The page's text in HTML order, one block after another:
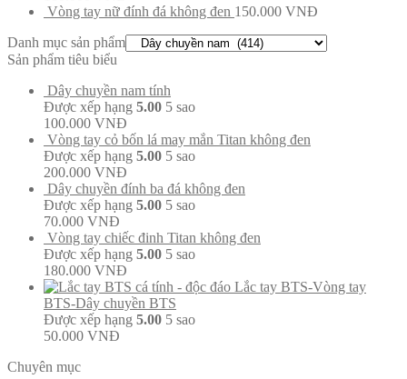
Vòng tay nữ đính đá không đen 150.000 VNĐ
Danh mục sản phẩm
Sản phẩm tiêu biểu
Dây chuyền nam tính
Được xếp hạng 5.00 5 sao
100.000 VNĐ
Vòng tay cỏ bốn lá may mắn Titan không đen
Được xếp hạng 5.00 5 sao
200.000 VNĐ
Dây chuyền đính ba đá không đen
Được xếp hạng 5.00 5 sao
70.000 VNĐ
Vòng tay chiếc đinh Titan không đen
Được xếp hạng 5.00 5 sao
180.000 VNĐ
Lắc tay BTS-Vòng tay
BTS-Dây chuyền BTS
Được xếp hạng 5.00 5 sao
50.000 VNĐ
Chuyên mục